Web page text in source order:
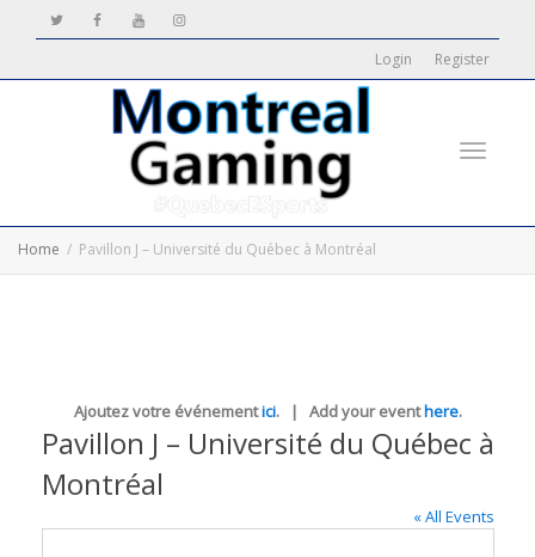
Login Register
Home Pavillon J – Université du Québec à Montréal
Ajoutez votre événementici. | Add your eventhere.
Pavillon J – Université du Québec à
Montréal
« All Events